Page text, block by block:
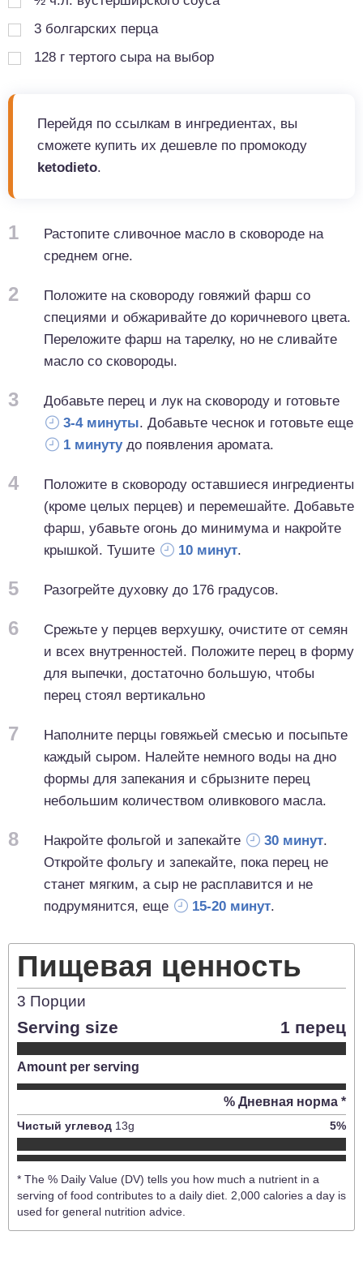
3 болгарских перца
128 г тертого сыра на выбор
Перейдя по ссылкам в ингредиентах, вы
сможете купить их дешевле по промокоду
ketodieto.
1
Растопите сливочное масло в сковороде на
среднем огне.
2
Положите на сковороду говяжий фарш со
специями и обжаривайте до коричневого цвета.
Переложите фарш на тарелку, но не сливайте
масло со сковороды.
3
Добавьте перец и лук на сковороду и готовьте
3-4 минуты. Добавьте чеснок и готовьте еще
1 минутудо появления аромата.
4
Положите в сковороду оставшиеся ингредиенты
(кроме целых перцев) и перемешайте. Добавьте
фарш, убавьте огонь до минимума и накройте
крышкой. Тушите
10 минут.
5 Разогрейте духовку до 176 градусов.
6
Срежьте у перцев верхушку, очистите от семян
и всех внутренностей. Положите перец в форму
для выпечки, достаточно большую, чтобы
перец стоял вертикально
7
Наполните перцы говяжьей смесью и посыпьте
каждый сыром. Налейте немного воды на дно
формы для запекания и сбрызните перец
небольшим количеством оливкового масла.
8 Накройте фольгой и запекайте 30 минут.
Откройте фольгу и запекайте, пока перец не
станет мягким, а сыр не расплавится и не
подрумянится, еще
15-20 минут.
Пищевая ценность
3 Порции
Serving size 1 перец
Amount per serving
% Дневная норма *
Чистый углевод 13g 5%
* The % Daily Value (DV) tells you how much a nutrient in a
serving of food contributes to a daily diet. 2,000 calories a day is
used for general nutrition advice.